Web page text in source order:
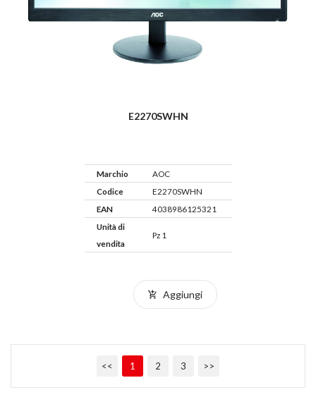
E2270SWHN
Marchio
AOC
Codice
E2270SWHN
EAN
4038986125321
Unità di
vendita
Pz 1
Aggiungi
<< 1 2 3 >>